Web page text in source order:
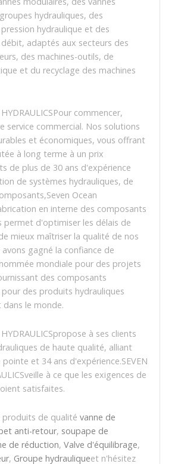
hydrauliques, des
hydraulique et des
adaptés aux secteurs des
des machines-outils, de
et du recyclage des machines
HYDRAULICSPour commencer,
service commercial. Nos solutions
et économiques, vous offrant
à long terme à un prix
de plus de 30 ans d'expérience
de systèmes hydrauliques, de
Ocean
en interne des composants
permet d'optimiser les délais de
mieux maîtriser la qualité de nos
gagné la confiance de
mondiale pour des projets
des composants
des produits hydrauliques
le monde.
HYDRAULICSpropose à ses clients
de haute qualité, alliant
et 34 ans d'expérience.SEVEN
à ce que les exigences de
satisfaites.
produits de qualité vanne de
anti-retour, soupape de
de réduction, Valve d'équilibrage,
, Groupe hydrauliqueet n'hésitez